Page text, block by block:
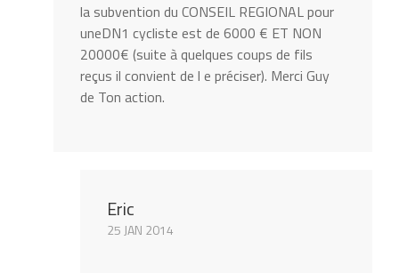
la subvention du CONSEIL REGIONAL pour
uneDN1 cycliste est de 6000 € ET NON
20000€ (suite à quelques coups de fils
reçus il convient de l e préciser). Merci Guy
de Ton action.
Eric
25 JAN 2014